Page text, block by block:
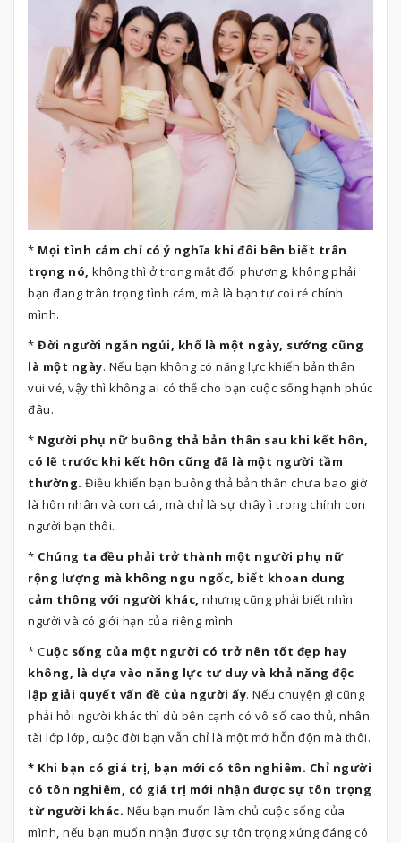
* Mọi tình cảm chỉ có ý nghĩa khi đôi bên biết trân
trọng nó, không thì ở trong mắt đối phương, không phải
bạn đang trân trọng tình cảm, mà là bạn tự coi rẻ chính
mình.
* Đời người ngắn ngủi, khổ là một ngày, sướng cũng
là một ngày. Nếu bạn không có năng lực khiến bản thân
vui vẻ, vậy thì không ai có thể cho bạn cuộc sống hạnh phúc
đâu.
* Người phụ nữ buông thả bản thân sau khi kết hôn,
có lẽ trước khi kết hôn cũng đã là một người tầm
thường. Điều khiến bạn buông thả bản thân chưa bao giờ
là hôn nhân và con cái, mà chỉ là sự chây ì trong chính con
người bạn thôi.
* Chúng ta đều phải trở thành một người phụ nữ
rộng lượng mà không ngu ngốc, biết khoan dung
cảm thông với người khác, nhưng cũng phải biết nhìn
người và có giới hạn của riêng mình.
* Cuộc sống của một người có trở nên tốt đẹp hay
không, là dựa vào năng lực tư duy và khả năng độc
lập giải quyết vấn đề của người ấy. Nếu chuyện gì cũng
phải hỏi người khác thì dù bên cạnh có vô số cao thủ, nhân
tài lớp lớp, cuộc đời bạn vẫn chỉ là một mớ hỗn độn mà thôi.
* Khi bạn có giá trị, bạn mới có tôn nghiêm. Chỉ người
có tôn nghiêm, có giá trị mới nhận được sự tôn trọng
từ người khác. Nếu bạn muốn làm chủ cuộc sống của
mình, nếu bạn muốn nhận được sự tôn trọng xứng đáng có